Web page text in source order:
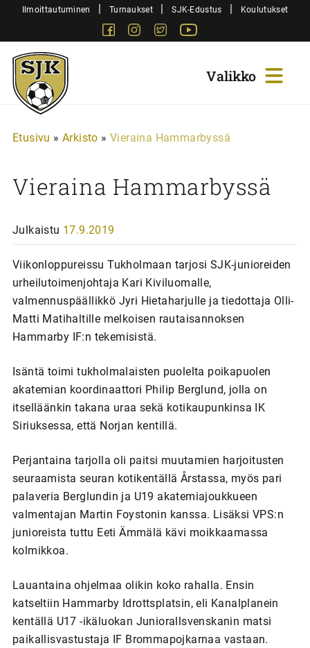
SiirryIlmoittautuminen | Turnaukset | SJK-Edustus | Koulutukset
FacebookInstagram
Twitter
Sjk-
Juniorit
Etusivu » Arkisto » Vieraina Hammarbyssä
Vieraina Hammarbyssä
Julkaistu 17.9.2019
Viikonloppureissu Tukholmaan tarjosi SJK-junioreiden
urheilutoimenjohtaja Kari Kiviluomalle,
valmennuspäällikkö Jyri Hietaharjulle ja tiedottaja Olli-
Matti Matihaltille melkoisen rautaisannoksen
Hammarby IF:n tekemisistä.
Isäntä toimi tukholmalaisten puolelta poikapuolen
akatemian koordinaattori Philip Berglund, jolla on
itselläänkin takana uraa sekä kotikaupunkinsa IK
Siriuksessa, että Norjan kentillä.
Perjantaina tarjolla oli paitsi muutamien harjoitusten
seuraamista seuran kotikentällä Årstassa, myös pari
palaveria Berglundin ja U19 akatemiajoukkueen
valmentajan Martin Foystonin kanssa. Lisäksi VPS:n
junioreista tuttu Eeti Ämmälä kävi moikkaamassa
kolmikkoa.
Lauantaina ohjelmaa olikin koko rahalla. Ensin
katseltiin Hammarby Idrottsplatsin, eli Kanalplanein
kentällä U17 -ikäluokan Juniorallsvenskanin matsi
paikallisvastustaja IF Brommapojkarnaa vastaan.